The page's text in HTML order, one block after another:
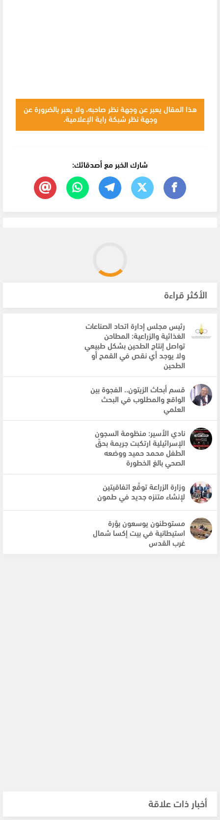
هذا المقال يعبر عن وجهة نظر صاحبه، ولا يعبر بالضرورة عن
وجهة نظر شبكة راية الإعلامية.
شارك الخبر مع أصدقائك:
الأكثر قراءة
رئيس مجلس إدارة اتحاد الصناعات
الغذائية والزراعية: المطاحن
تواصل إنتاج الطحين بشكل طبيعي
ولا يوجد أي نقص في القمح أو
الطحين
قسم أبحاث الزيتون.. الفجوة بين
الواقع والمطلوب في البحث
العلمي
نادي الأسير: منظومة السجون
الإسرائيلية ارتكبت جريمة بحقّ
الطفل محمد حميد ووضعه
الصحي بالغ الخطورة
وزارة الزراعة توقّع اتفاقيتين
لإنشاء متنزه جديد في طمون
مستوطنون يوسعون بؤرة
استيطانية في بيت إكسا شمال
غرب القدس
أخبار ذات علاقة